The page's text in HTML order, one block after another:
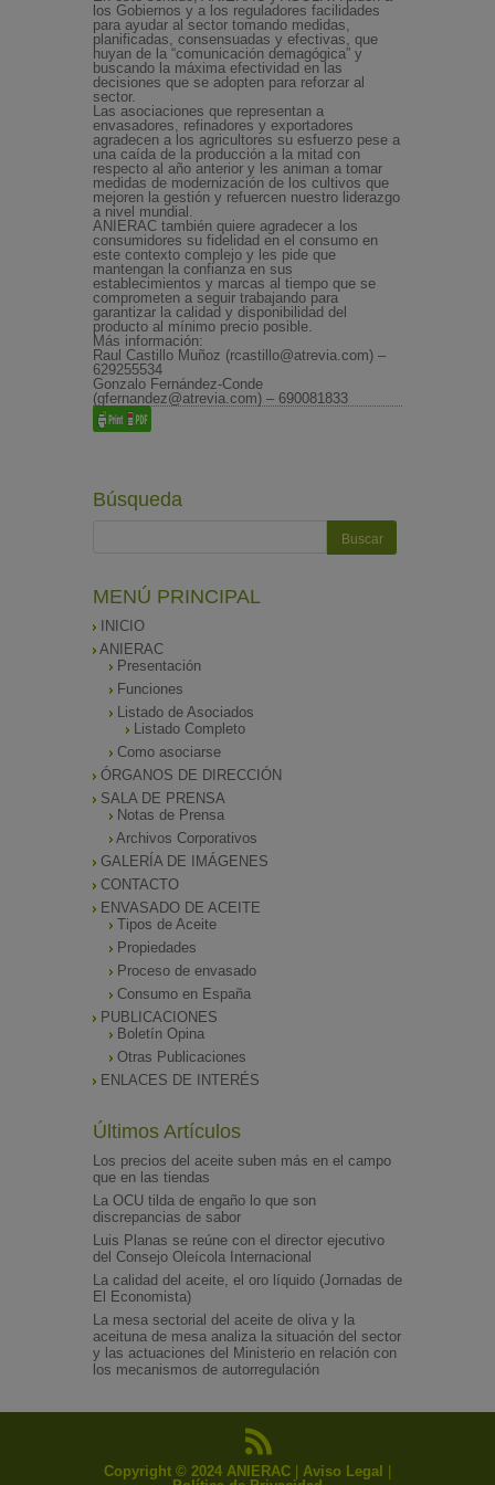
los Gobiernos y a los reguladores facilidades
para ayudar al sector tomando medidas,
planificadas, consensuadas y efectivas, que
huyan de la “comunicación demagógica” y
buscando la máxima efectividad en las
decisiones que se adopten para reforzar al
sector.
Las asociaciones que representan a
envasadores, refinadores y exportadores
agradecen a los agricultores su esfuerzo pese a
una caída de la producción a la mitad con
respecto al año anterior y les animan a tomar
medidas de modernización de los cultivos que
mejoren la gestión y refuercen nuestro liderazgo
a nivel mundial.
ANIERAC también quiere agradecer a los
consumidores su fidelidad en el consumo en
este contexto complejo y les pide que
mantengan la confianza en sus
establecimientos y marcas al tiempo que se
comprometen a seguir trabajando para
garantizar la calidad y disponibilidad del
producto al mínimo precio posible.
Más información:
Raul Castillo Muñoz (rcastillo@atrevia.com) –
629255534
Gonzalo Fernández-Conde
(gfernandez@atrevia.com) – 690081833
Búsqueda
MENÚ PRINCIPAL
INICIO
ANIERAC
Presentación
Funciones
Listado de Asociados
Listado Completo
Como asociarse
ÓRGANOS DE DIRECCIÓN
SALA DE PRENSA
Notas de Prensa
Archivos Corporativos
GALERÍA DE IMÁGENES
CONTACTO
ENVASADO DE ACEITE
Tipos de Aceite
Propiedades
Proceso de envasado
Consumo en España
PUBLICACIONES
Boletín Opina
Otras Publicaciones
ENLACES DE INTERÉS
Últimos Artículos
Los precios del aceite suben más en el campo
que en las tiendas
La OCU tilda de engaño lo que son
discrepancias de sabor
Luis Planas se reúne con el director ejecutivo
del Consejo Oleícola Internacional
La calidad del aceite, el oro líquido (Jornadas de
El Economista)
La mesa sectorial del aceite de oliva y la
aceituna de mesa analiza la situación del sector
y las actuaciones del Ministerio en relación con
los mecanismos de autorregulación
Copyright © 2024 ANIERAC Aviso Legal